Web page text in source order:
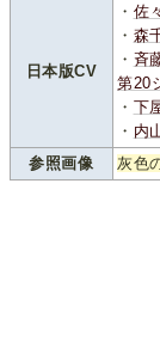
日本版CV
・ 佐
・ 森
・ 斉
第20
・ 下
・ 内
参照画像
灰色